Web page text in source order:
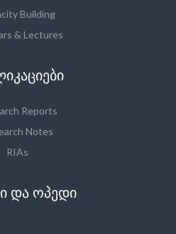
Building
& Lectures
Reports
Notes
RIAs
ᲓᲐ ᲝᲞᲔᲓᲘ